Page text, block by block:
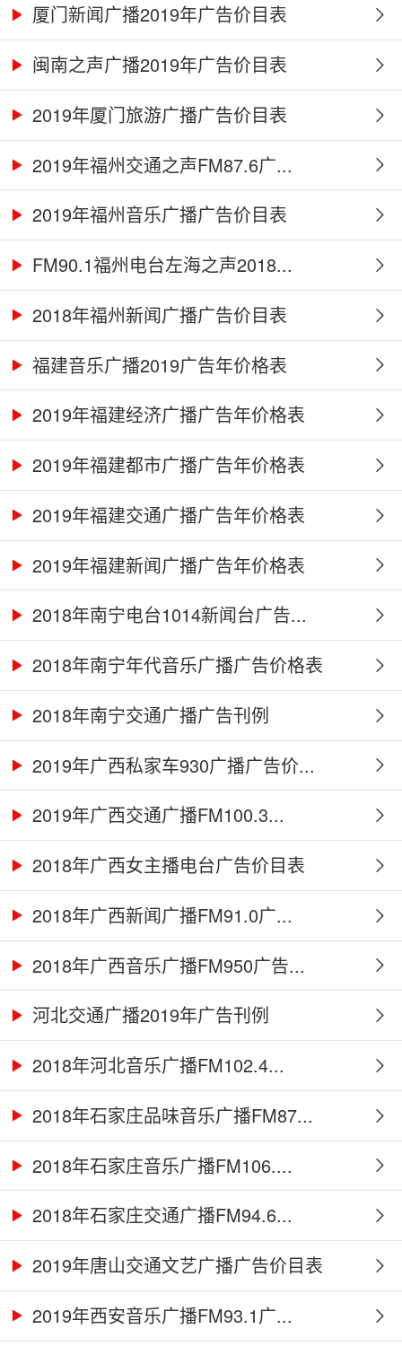
厦门新闻广播2019年广告价目表
闽南之声广播2019年广告价目表
2019年厦门旅游广播广告价目表
2019年福州交通之声FM87.6广...
2019年福州音乐广播广告价目表
FM90.1福州电台左海之声2018...
2018年福州新闻广播广告价目表
福建音乐广播2019广告年价格表
2019年福建经济广播广告年价格表
2019年福建都市广播广告年价格表
2019年福建交通广播广告年价格表
2019年福建新闻广播广告年价格表
2018年南宁电台1014新闻台广告...
2018年南宁年代音乐广播广告价格表
2018年南宁交通广播广告刊例
2019年广西私家车930广播广告价...
2019年广西交通广播FM100.3...
2018年广西女主播电台广告价目表
2018年广西新闻广播FM91.0广...
2018年广西音乐广播FM950广告...
河北交通广播2019年广告刊例
2018年河北音乐广播FM102.4...
2018年石家庄品味音乐广播FM87...
2018年石家庄音乐广播FM106....
2018年石家庄交通广播FM94.6...
2019年唐山交通文艺广播广告价目表
2019年西安音乐广播FM93.1广...